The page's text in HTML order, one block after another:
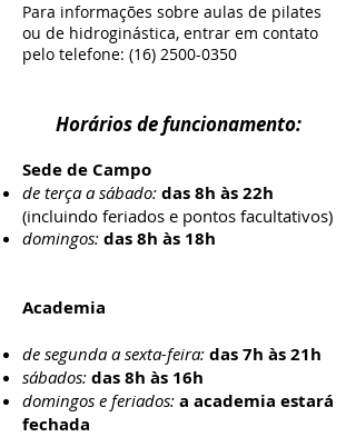
Para informações sobre aulas de pilates
ou de hidroginástica, entrar em contato
pelo telefone: (16) 2500-0350
Horários de funcionamento:
Sede de Campo
de terça a sábado: das 8h às 22h
(incluindo feriados e pontos facultativos)​​
domingos: das 8h às 18h
Academia
de segunda a sexta-feira: das 7h às 21h
sábados: das 8h às 16h
domingos e feriados: a academia estará
fechada